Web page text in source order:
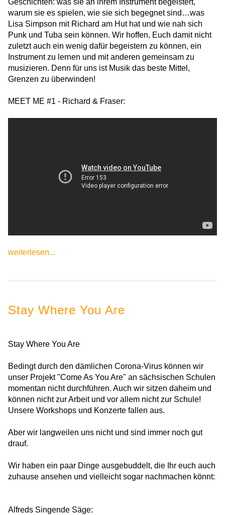
Geschichten: was sie an ihrem Instrument begeistert,
warum sie es spielen, wie sie sich begegnet sind…was
Lisa Simpson mit Richard am Hut hat und wie nah sich
Punk und Tuba sein können. Wir hoffen, Euch damit nicht
zuletzt auch ein wenig dafür begeistern zu können, ein
Instrument zu lernen und mit anderen gemeinsam zu
musizieren. Denn für uns ist Musik das beste Mittel,
Grenzen zu überwinden!
MEET ME #1 - Richard & Fraser:
weiterlesen...
Stay Where You Are
Stay Where You Are
Bedingt durch den dämlichen Corona-Virus können wir
unser Projekt "Come As You Are" an sächsischen Schulen
momentan nicht durchführen. Auch wir sitzen daheim und
können nicht zur Arbeit und vor allem nicht zur Schule!
Unsere Workshops und Konzerte fallen aus.
Aber wir langweilen uns nicht und sind immer noch gut
drauf.
Wir haben ein paar Dinge ausgebuddelt, die Ihr euch auch
zuhause ansehen und vielleicht sogar nachmachen könnt:
Alfreds Singende Säge: